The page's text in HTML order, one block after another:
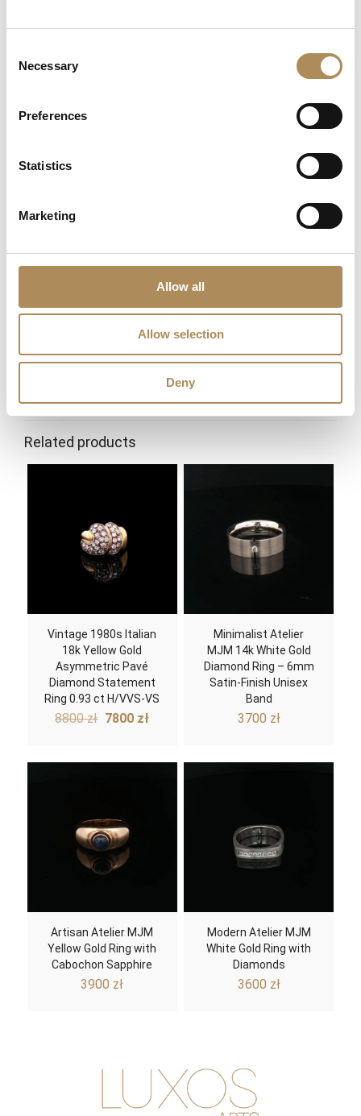
Selection
Necessary
Preferences
Statistics
Marketing
Allow all
Allow selection
Deny
protected?
Are acquisitions through LUXOS Arts secure?
How may I arrange an appointment?
Does LUXOS Arts host private events?
Do you collaborate with international clientele?
Related products
Vintage 1980s Italian
18k Yellow Gold
Asymmetric Pavé
Diamond Statement
Ring 0.93 ct H/VVS-VS
8800zł Original
7800 złCurrent
Minimalist Atelier
MJM 14k White Gold
Diamond Ring – 6mm
Satin-Finish Unisex
Band
3700 zł
Artisan Atelier MJM
Yellow Gold Ring with
Cabochon Sapphire
3900 zł
Modern Atelier MJM
White Gold Ring with
Diamonds
3600 zł